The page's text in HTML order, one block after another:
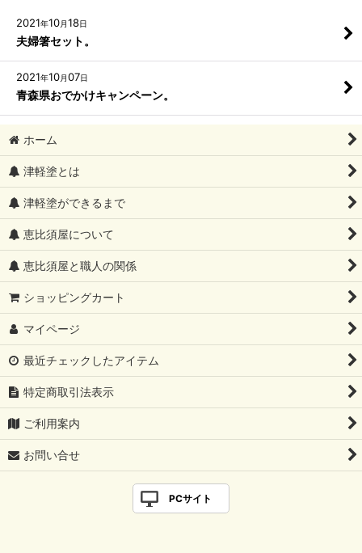
2021年10月18日
夫婦箸セット。
2021年10月07日
青森県おでかけキャンペーン。
ホーム
津軽塗とは
津軽塗ができるまで
恵比須屋について
恵比須屋と職人の関係
ショッピングカート
マイページ
最近チェックしたアイテム
特定商取引法表示
ご利用案内
お問い合せ
PCサイト